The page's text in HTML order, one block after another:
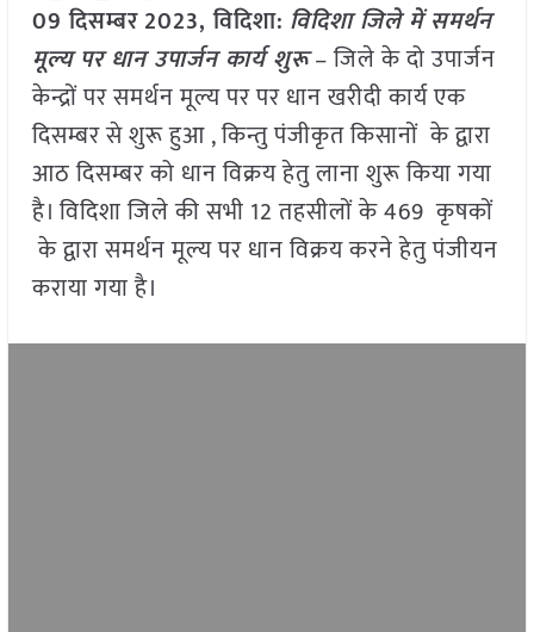
09 दिसम्बर2023,विदिशा: विदिशा जिले में समर्थन
मूल्य पर धान उपार्जन कार्य शुरू– जिले के दो उपार्जन
केन्द्रों पर समर्थन मूल्य पर पर धान खरीदी कार्य एक
दिसम्बर से शुरू हुआ , किन्तु पंजीकृत किसानों के द्वारा
आठ दिसम्बर को धान विक्रय हेतु लाना शुरू किया गया
है। विदिशा जिले की सभी 12 तहसीलों के 469 कृषकों
के द्वारा समर्थन मूल्य पर धान विक्रय करने हेतु पंजीयन
कराया गया है।